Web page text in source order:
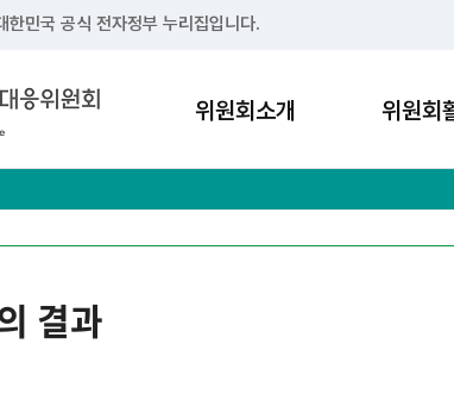
한민국 공식 전자정부 누리집입니다.
위원회소개 위원회
결과